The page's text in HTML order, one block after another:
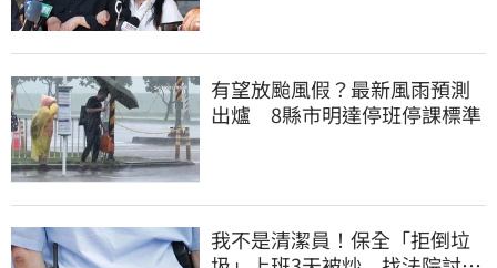
有望放颱風假？最新風雨預測
出爐 8縣市明達停班停課標準
我不是清潔員！保全「拒倒垃